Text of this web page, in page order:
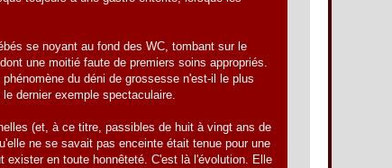
se noyant au fond des WC, tombant sur le
une moitié faute de premiers soins appropriés.
du déni de grossesse n'est-il le plus
dernier exemple spectaculaire.
(et, à ce titre, passibles de huit à vingt ans de
ne se savait pas enceinte était tenue pour une
exister en toute honnêteté. C'est là l'évolution. Elle